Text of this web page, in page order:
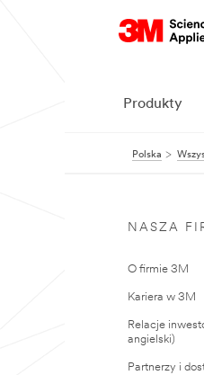
Produkty
Polska
NASZA
O firmie 3M
Kariera w 3M
Relacje
angielski)
Partnerzy i